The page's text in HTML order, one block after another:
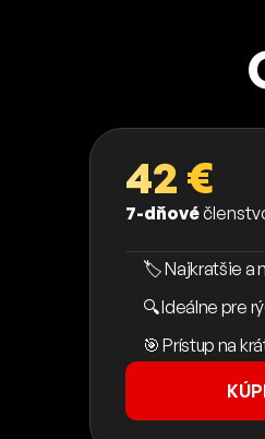
42 €
7-dňové
🏷️ Najkratšie a
🔍 Ideálne pre
🎯 Prístup na